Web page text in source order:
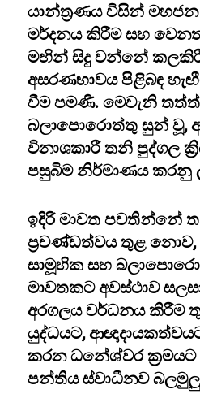
යාන්ත්‍රණය විසින්
මර්දනය කිරීම සහ
මඟින් සිදු වන්නේ
අසරණභාවය පිළිබඳ
වීම පමණි. මෙවැනි
බලාපොරොත්තු සුන් වූ,
විනාශකාරී තනි පුද්ගල
පසුබිම නිර්මාණය කරනු
ඉදිරි මාවත පවතින්නේ
ප්‍රචණ්ඩත්වය තුළ නොව,
සාමූහික සහ
මාවතකට අවස්ථාව
අරගලය වර්ධනය කිරීම
යුද්ධයට,
කරන ධනේශ්වර
පන්තිය ස්වාධීනව